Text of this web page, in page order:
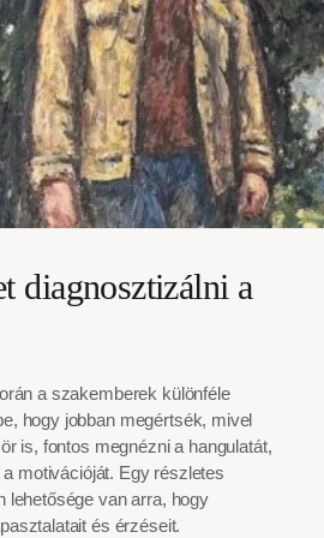
diagnosztizálni a
a szakemberek különféle
hogy jobban megértsék, mivel
is, fontos megnézni a hangulatát,
motivációját. Egy részletes
lehetősége van arra, hogy
és érzéseit.